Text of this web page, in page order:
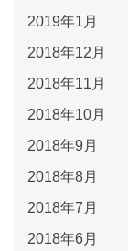
2019年1月
2018年12月
2018年11月
2018年10月
2018年9月
2018年8月
2018年7月
2018年6月